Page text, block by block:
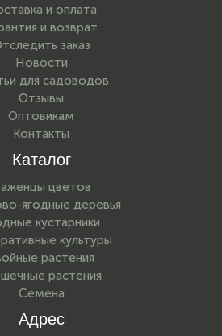
и оплата
и возврат
заказ
Новости
для садоводов
Отзывы
Оптовикам
Контакты
Каталог
цветов
ягодные деревья
кустарники
культуры
растения
растения
Семена
Адрес